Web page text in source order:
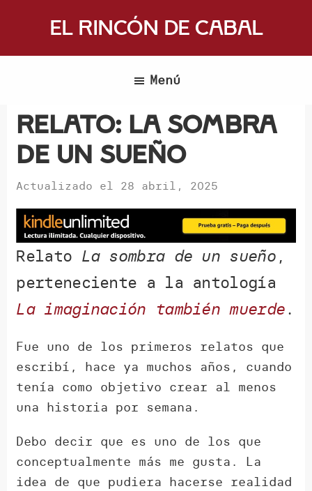
El Rincón de Cabal
reúnen
hablar
libros
ficción
Menú
Relato: La Sombra
de un Sueño
Actualizado el 28 abril, 2025
Relato La sombra de un sueño,
perteneciente a la antología
La imaginación también muerde.
Fue uno de los primeros relatos que
escribí, hace ya muchos años, cuando
tenía como objetivo crear al menos
una historia por semana.
Debo decir que es uno de los que
conceptualmente más me gusta. La
idea de que pudiera hacerse realidad